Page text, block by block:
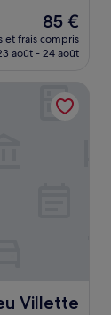
Le
nouveau
prix
de
85 €
85 €
et frais compris
août - 24 août
Villette